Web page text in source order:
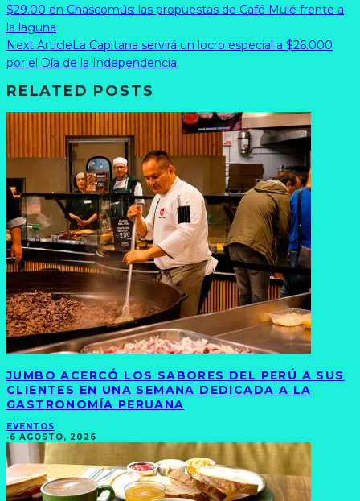
$29.00 en Chascomús: las propuestas de Café Mulé frente a
la laguna
Next ArticleLa Capitana servirá un locro especial a $26.000
por el Día de la Independencia
RELATED POSTS
JUMBO ACERCÓ LOS SABORES DEL PERÚ A SUS
CLIENTES EN UNA SEMANA DEDICADA A LA
GASTRONOMÍA PERUANA
EVENTOS
·6 AGOSTO, 2026